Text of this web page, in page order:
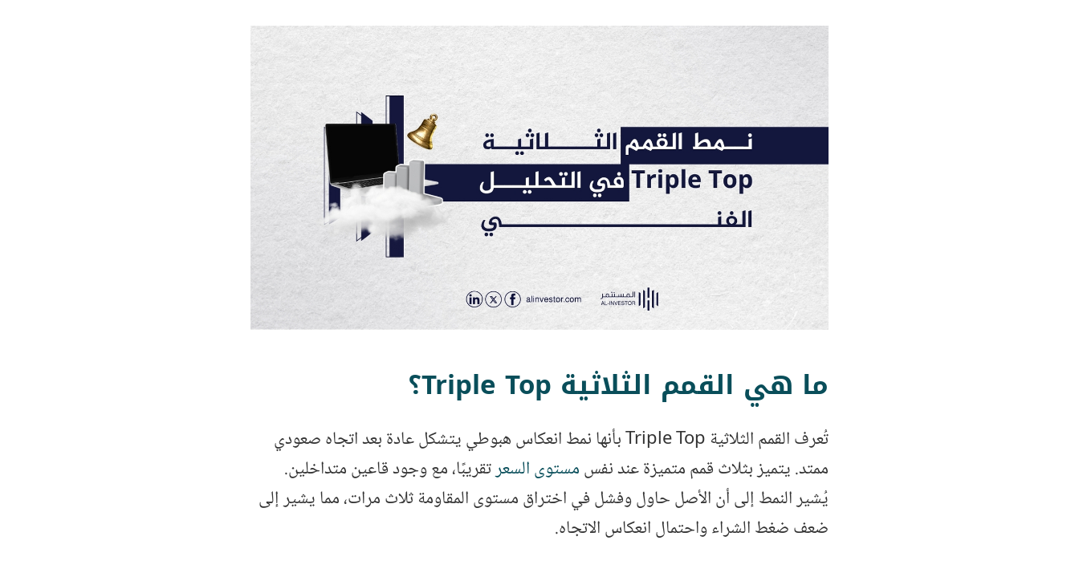
ما هي القمم الثلاثية Triple Top؟
تُعرف القمم الثلاثية Triple Top بأنها نمط انعكاس هبوطي يتشكل عادة بعد اتجاه صعودي
ممتد. يتميز بثلاث قمم متميزة عند نفسمستوى السعرتقريبًا، مع وجود قاعين متداخلين.
يُشير النمط إلى أن الأصل حاول وفشل في اختراق مستوى المقاومة ثلاث مرات، مما يشير إلى
ضعف ضغط الشراء واحتمال انعكاس الاتجاه.